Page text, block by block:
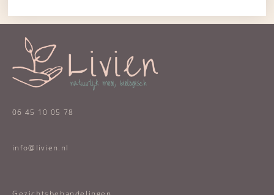
06 45 10 05 78
info@livien.nl